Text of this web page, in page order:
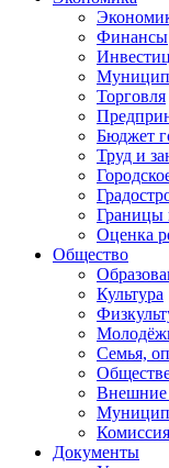
Финансы
Торговля
Бюджет
Труд и
Границы
Оценка
Общество
Культура
Семья,
Внешние
Документы